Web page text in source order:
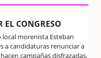
EL CONGRESO
morenista Esteban
a candidaturas renunciar a
campañas disfrazadas,